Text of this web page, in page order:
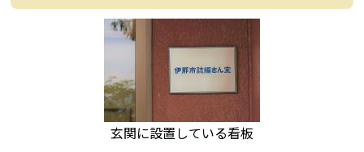
玄関に設置している看板